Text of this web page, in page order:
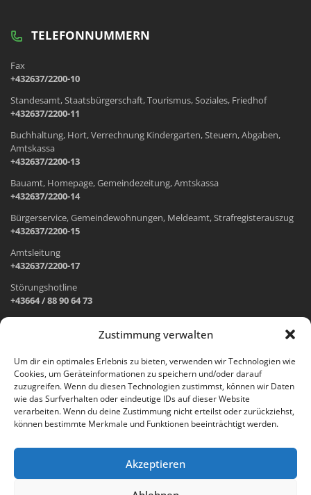
Zustimmung verwalten
Um dir ein optimales Erlebnis zu bieten, verwenden wir Technologien wie
Cookies, um Geräteinformationen zu speichern und/oder darauf
zuzugreifen. Wenn du diesen Technologien zustimmst, können wir Daten
wie das Surfverhalten oder eindeutige IDs auf dieser Website
verarbeiten. Wenn du deine Zustimmung nicht erteilst oder zurückziehst,
können bestimmte Merkmale und Funktionen beeinträchtigt werden.
Akzeptieren
TELEFONNUMMERN
Fax
+432637/2200-10
Standesamt, Staatsbürgerschaft, Tourismus, Soziales, Friedhof
+432637/2200-11
Buchhaltung, Hort, Verrechnung Kindergarten, Steuern, Abgaben,
Amtskassa
+432637/2200-13
Bauamt, Homepage, Gemeindezeitung, Amtskassa
+432637/2200-14
Bürgerservice, Gemeindewohnungen, Meldeamt, Strafregisterauszug
+432637/2200-15
Amtsleitung
+432637/2200-17
Störungshotline
+43664 / 88 90 64 73
Wr. Neustädter Straße 1
2733 Grünbach am Schneeberg
Öffnungszeiten Gemeindeamt:
Montag: 8.00 – 12.00 Uhr und 14.00 – 18.00 Uhr
Freitag: 8.00 – 12.00 Uhr
Email: